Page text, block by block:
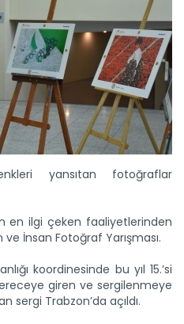
yansıtan fotoğraflar
en ilgi çeken faaliyetlerinden
ve İnsan Fotoğraf Yarışması.
koordinesinde bu yıl 15.’si
giren ve sergilenmeye
sergi Trabzon’da açıldı.
Su İşleri Genel